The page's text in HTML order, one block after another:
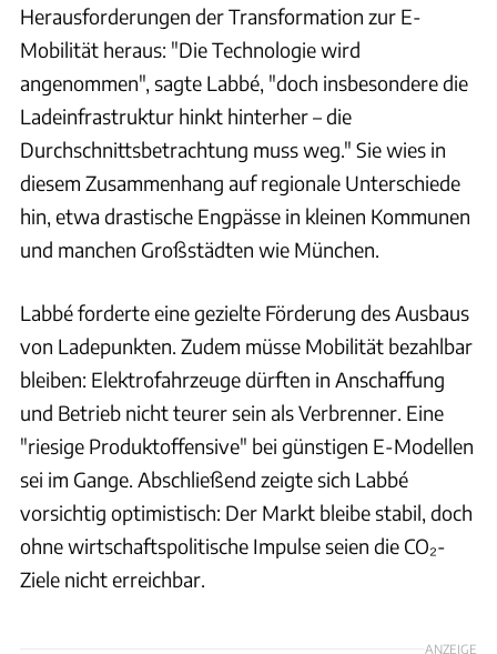
Herausforderungen der Transformation zur E-
Mobilität heraus: "Die Technologie wird
angenommen", sagte Labbé, "doch insbesondere die
Ladeinfrastruktur hinkt hinterher – die
Durchschnittsbetrachtung muss weg." Sie wies in
diesem Zusammenhang auf regionale Unterschiede
hin, etwa drastische Engpässe in kleinen Kommunen
und manchen Großstädten wie München.
Labbé forderte eine gezielte Förderung des Ausbaus
von Ladepunkten. Zudem müsse Mobilität bezahlbar
bleiben: Elektrofahrzeuge dürften in Anschaffung
und Betrieb nicht teurer sein als Verbrenner. Eine
"riesige Produktoffensive" bei günstigen E-Modellen
sei im Gange. Abschließend zeigte sich Labbé
vorsichtig optimistisch: Der Markt bleibe stabil, doch
ohne wirtschaftspolitische Impulse seien die CO₂-
Ziele nicht erreichbar.
ANZEIGE